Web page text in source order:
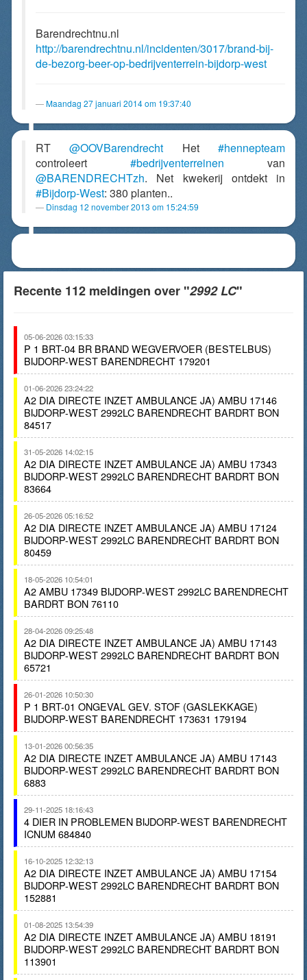
Barendrechtnu.nl
http://barendrechtnu.nl/incidenten/3017/brand-bij-
de-bezorg-beer-op-bedrijventerrein-bijdorp-west
Maandag 27 januari 2014 om 19:37:40
RT@OOVBarendrecht Het#hennepteam
controleert #bedrijventerreinen van
@BARENDRECHTzh. Net kwekerij ontdekt in
#Bijdorp-West: 380 planten..
Dinsdag 12 november 2013 om 15:24:59
Recente 112 meldingen over "2992 LC"
05-06-2026 03:15:33
P 1 BRT-04 BR BRAND WEGVERVOER (BESTELBUS)
BIJDORP-WEST BARENDRECHT 179201
01-06-2026 23:24:22
A2 DIA DIRECTE INZET AMBULANCE JA) AMBU 17146
BIJDORP-WEST 2992LC BARENDRECHT BARDRT BON
84517
31-05-2026 14:02:15
A2 DIA DIRECTE INZET AMBULANCE JA) AMBU 17343
BIJDORP-WEST 2992LC BARENDRECHT BARDRT BON
83664
26-05-2026 05:16:52
A2 DIA DIRECTE INZET AMBULANCE JA) AMBU 17124
BIJDORP-WEST 2992LC BARENDRECHT BARDRT BON
80459
18-05-2026 10:54:01
A2 AMBU 17349 BIJDORP-WEST 2992LC BARENDRECHT
BARDRT BON 76110
28-04-2026 09:25:48
A2 DIA DIRECTE INZET AMBULANCE JA) AMBU 17143
BIJDORP-WEST 2992LC BARENDRECHT BARDRT BON
65721
26-01-2026 10:50:30
P 1 BRT-01 ONGEVAL GEV. STOF (GASLEKKAGE)
BIJDORP-WEST BARENDRECHT 173631 179194
13-01-2026 00:56:35
A2 DIA DIRECTE INZET AMBULANCE JA) AMBU 17143
BIJDORP-WEST 2992LC BARENDRECHT BARDRT BON
6883
29-11-2025 18:16:43
4 DIER IN PROBLEMEN BIJDORP-WEST BARENDRECHT
ICNUM 684840
16-10-2025 12:32:13
A2 DIA DIRECTE INZET AMBULANCE JA) AMBU 17154
BIJDORP-WEST 2992LC BARENDRECHT BARDRT BON
152881
01-08-2025 13:54:39
A2 DIA DIRECTE INZET AMBULANCE JA) AMBU 18191
BIJDORP-WEST 2992LC BARENDRECHT BARDRT BON
113901